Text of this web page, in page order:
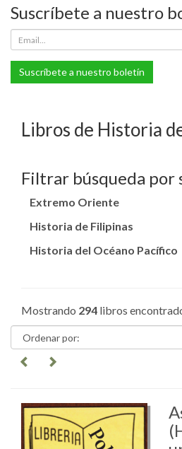
Suscríbete a nuestro
Suscríbete a nuestro boletín
Libros de Historia
Filtrar búsqueda por
Extremo Oriente
Historia de Filipinas
Historia del Océano Pacífico
Mostrando 294 libros